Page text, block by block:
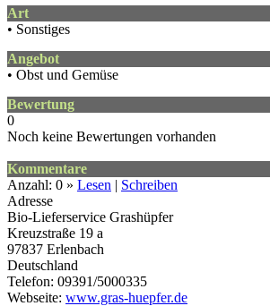
Art
• Sonstiges
Angebot
• Obst und Gemüse
Bewertung
0
Noch keine Bewertungen vorhanden
Kommentare
Anzahl: 0 » Lesen | Schreiben
Adresse
Bio-Lieferservice Grashüpfer
Kreuzstraße 19 a
97837 Erlenbach
Deutschland
Telefon: 09391/5000335
Webseite: www.gras-huepfer.de